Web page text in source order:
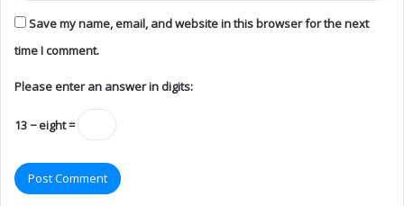
Save my name, email, and website in this browser for the next
time I comment.
Please enter an answer in digits:
13 − eight =